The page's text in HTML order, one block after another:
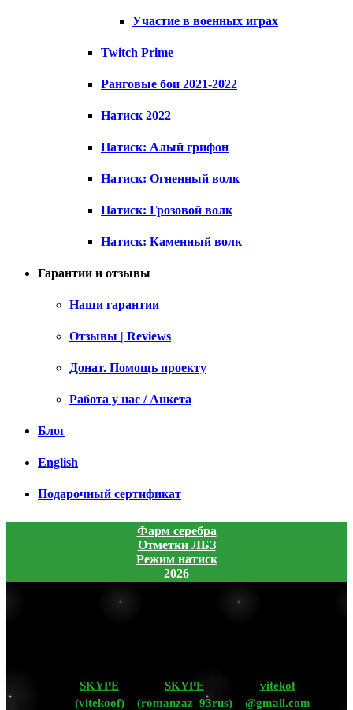
Участие в военных играх
Twitch Prime
Ранговые бои 2021-2022
Натиск 2022
Натиск: Алый грифон
Натиск: Огненный волк
Натиск: Грозовой волк
Натиск: Каменный волк
Гарантии и отзывы
Наши гарантии
Отзывы | Reviews
Донат. Помощь проекту
Работа у нас / Анкета
Блог
English
Подарочный сертификат
Фарм серебра
Отметки ЛБЗ
Режим натиск
2026
SKYPE
(vitekoof)
SKYPE
(romanzaz_93rus)
vitekof
@gmail.com